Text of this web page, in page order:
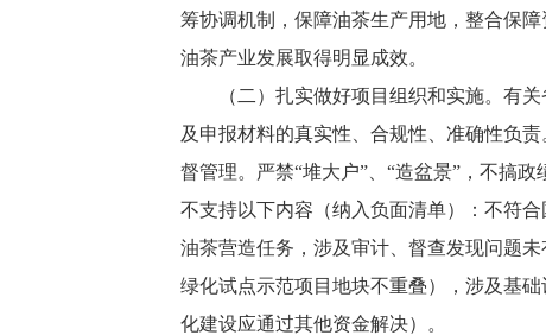
筹协调机制，保障油茶生产用地，整合保
油茶产业发展取得明显成效。
（二）扎实做好项目组织和实施。有
及申报材料的真实性、合规性、准确性负
督管理。严禁“堆大户”、“造盆景”，不搞
不支持以下内容（纳入负面清单）：不符
油茶营造任务，涉及审计、督查发现问题
绿化试点示范项目地块不重叠），涉及基
化建设应通过其他资金解决）。